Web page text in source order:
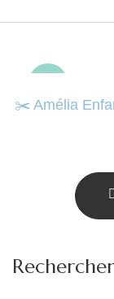
✂️ Amélia